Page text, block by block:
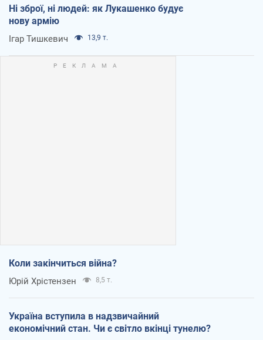
Ні зброї, ні людей: як Лукашенко будує
нову армію
Ігар Тишкевич 13,9 т.
Коли закінчиться війна?
Юрій Хрістензен 8,5 т.
Україна вступила в надзвичайний
економічний стан. Чи є світло вкінці тунелю?